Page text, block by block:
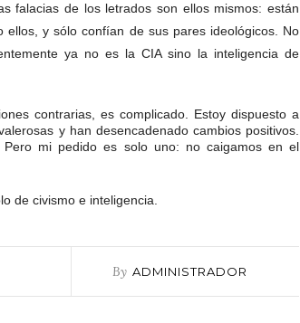
falacias de los letrados son ellos mismos: están
y sólo confían de sus pares ideológicos. No
ya no es la CIA sino la inteligencia de
contrarias, es complicado. Estoy dispuesto a
y han desencadenado cambios positivos.
mi pedido es solo uno: no caigamos en el
de civismo e inteligencia.
By ADMINISTRADOR